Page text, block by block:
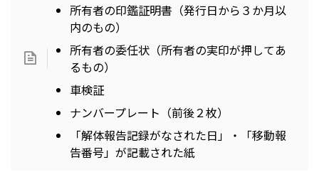
所有者の印鑑証明書（発行日から３か月以
内のもの）
所有者の委任状（所有者の実印が押してあ
るもの）
車検証
ナンバープレート（前後２枚）
「解体報告記録がなされた日」・「移動報
告番号」が記載された紙